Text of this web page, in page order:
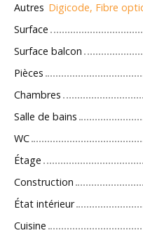
Autres
Surface
Surface balcon
Pièces
Chambres
Salle de bains
WC
Étage
Construction
État intérieur
Cuisine